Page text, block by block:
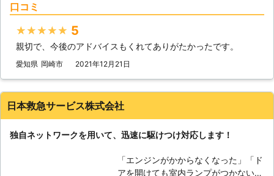
社は、多くのスタッフを至る所に配置
しているので、お客様からお電話いた
到着時間は約30分なので、早く車を
動くようにしたい方にこそご利用いた
の方法を用いてお客様のお悩みを解決
テリーの問題を解決するのか？】 弊
口コミ
★★★★★ 5
親切で、今後のアドバイスもくれてありがたかったです。
愛知県 岡崎市 2021年12月21日
日本救急サービス株式会社
独自ネットワークを用いて、迅速に駆けつけ対応します！
「エンジンがかからなくなった」「ド
アを開けても室内ランプがつかない」